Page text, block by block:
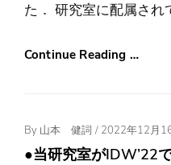
た． 研究室に配属され
Continue Reading …
By 山本 健詞 / Posted
On
2022年12月
●当研究室がIDW’22